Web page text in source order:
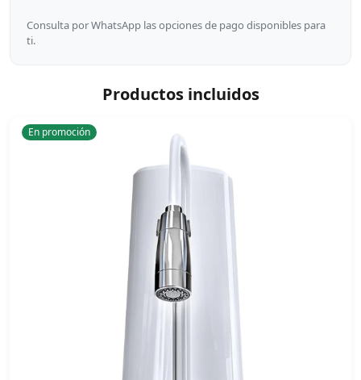
Consulta por WhatsApp las opciones de pago disponibles para
ti.
Productos incluidos
En promoción